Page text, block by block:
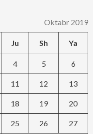
Oktabr 2019
Ju Sh Ya
4 5 6
11 12 13
18 19 20
25 26 27